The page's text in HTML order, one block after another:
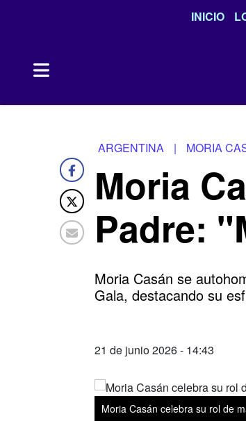
INICIO
ARGENTINA | MORIA
Moria
Padre:
Moria Casán se
Gala, destacando su
21 de junio 2026 - 14:43
Moria Casán celebra su rol de